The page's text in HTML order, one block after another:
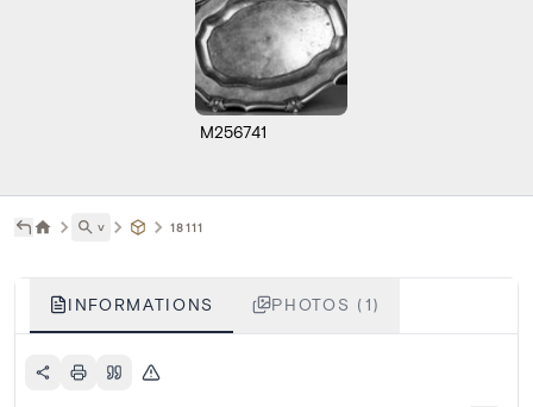
M256741
˅ 18111
INFORMATIONS PHOTOS (1)